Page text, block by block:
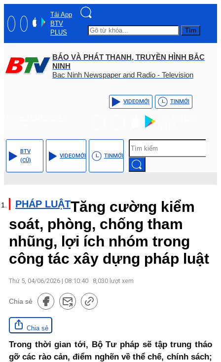
Tải App
BTV
PLUS
Tìm
BÁO VÀ PHÁT THANH, TRUYỀN HÌNH BẮC
NINH
Bac Ninh Newspaper and Radio - Television
VIDEOMỚI TINMỚI
BTV
(CŨ)
VIDEOMỚI TINMỚI
PHÁP LUẬTTăng cường kiểm
soát, phòng, chống tham
nhũng, lợi ích nhóm trong
công tác xây dựng pháp luật
Thứ 5, 04/06/2026 | 08:10:40 8,030 lượt xem
Chia sẻ
Chia sẻ
Trong thời gian tới, Bộ Tư pháp sẽ tập trung tháo
gỡ các rào cản, điểm nghẽn về thể chế, chính sách;